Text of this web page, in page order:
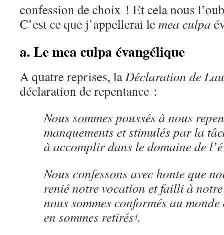
confession de choix ! Et cela nous
C’est ce que j’appellerai lemea culpa
a. Le mea culpa évangélique
A quatre reprises, laDéclaration de
déclaration de repentance :
Nous sommes poussés à nous
manquements et stimulés par la
à accomplir dans le domaine de
Nous confessons avec honte que
renié notre vocation et failli à
nous sommes conformés au
en sommes retirés4.